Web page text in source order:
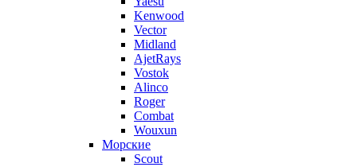
Kenwood
Vector
Midland
AjetRays
Vostok
Alinco
Roger
Combat
Wouxun
Морские
Scout